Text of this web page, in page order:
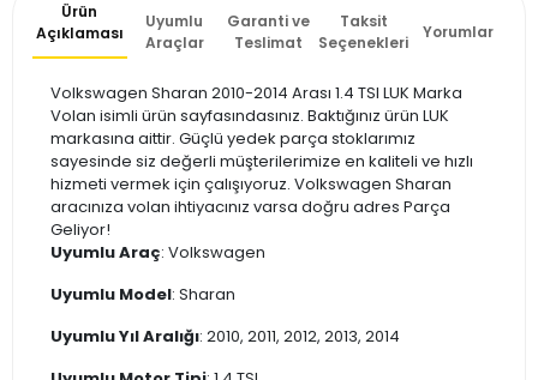
Ürün
Açıklaması
Uyumlu
Araçlar
Garanti ve
Teslimat
Taksit
Seçenekleri
Yorumlar
Volkswagen Sharan 2010-2014 Arası 1.4 TSI LUK Marka
Volan isimli ürün sayfasındasınız. Baktığınız ürün LUK
markasına aittir. Güçlü yedek parça stoklarımız
sayesinde siz değerli müşterilerimize en kaliteli ve hızlı
hizmeti vermek için çalışıyoruz. Volkswagen Sharan
aracınıza volan ihtiyacınız varsa doğru adres Parça
Geliyor!
Uyumlu Araç: Volkswagen
Uyumlu Model: Sharan
Uyumlu Yıl Aralığı: 2010, 2011, 2012, 2013, 2014